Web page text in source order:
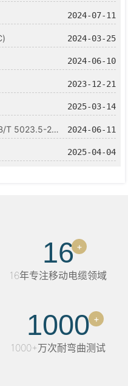
2024-07-11
2024-03-25
2024-06-10
2023-12-21
2025-03-14
柔性拖链电缆TRVV执行标准是GB/T 5023.5-2008吗 2024-06-11
2025-04-04
16 +
16年专注移动电缆领域
1000 +
1000+万次耐弯曲测试